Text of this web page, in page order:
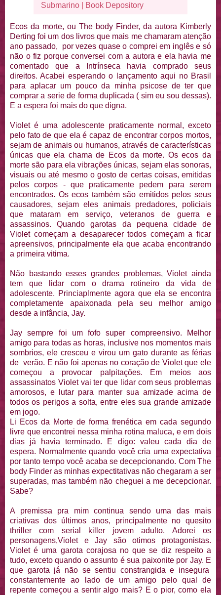
Submarino Book Depository
Ecos da morte, ou The body Finder, da autora Kimberly
Derting foi um dos livros que mais me chamaram atenção
ano passado, por vezes quase o comprei em inglês e só
não o fiz porque conversei com a autora e ela havia me
comentado que a Intrínseca havia comprado seus
direitos. Acabei esperando o lançamento aqui no Brasil
para aplacar um pouco da minha psicose de ter que
comprar a serie de forma duplicada ( sim eu sou dessas).
E a espera foi mais do que digna.
Violet é uma adolescente praticamente normal, exceto
pelo fato de que ela é capaz de encontrar corpos mortos,
sejam de animais ou humanos, através de características
únicas que ela chama de Ecos da morte. Os ecos da
morte são para ela vibrações únicas, sejam elas sonoras,
visuais ou até mesmo o gosto de certas coisas, emitidas
pelos corpos - que praticamente pedem para serem
encontrados. Os ecos também são emitidos pelos seus
causadores, sejam eles animais predadores, policiais
que mataram em serviço, veteranos de guerra e
assassinos. Quando garotas da pequena cidade de
Violet começam a desaparecer todos começam a ficar
apreensivos, principalmente ela que acaba encontrando
a primeira vitima.
Não bastando esses grandes problemas, Violet ainda
tem que lidar com o drama rotineiro da vida de
adolescente. Princiaplmente agora que ela se encontra
completamente apaixonada pela seu melhor amigo
desde a infância, Jay.
Jay sempre foi um fofo super compreensivo. Melhor
amigo para todas as horas, inclusive nos momentos mais
sombrios, ele cresceu e virou um gato durante as férias
de verão. E não foi apenas no coração de Violet que ele
começou a provocar palpitações. Em meios aos
assassinatos Violet vai ter que lidar com seus problemas
amorosos, e lutar para manter sua amizade acima de
todos os perigos a solta, entre eles sua grande amizade
em jogo.
Li Ecos da Morte de forma frenética em cada segundo
livre que encontrei nessa minha rotina maluca, e em dois
dias já havia terminado. E digo: valeu cada dia de
espera. Normalmente quando você cria uma expectativa
por tanto tempo você acaba se decepcionando. Com The
body Finder as minhas expectitativas não chegaram a ser
superadas, mas também não cheguei a me decepcionar.
Sabe?
A premissa pra mim continua sendo uma das mais
criativas dos últimos anos, principalmente no quesito
thriller com serial killer jovem adulto. Adorei os
personagens,Violet e Jay são otimos protagonistas.
Violet é uma garota corajosa no que se diz respeito a
tudo, exceto quando o assunto é sua paixonite por Jay. E
que garota já não se sentiu constrangida e insegura
constantemente ao lado de um amigo pelo qual de
repente começou a sentir algo mais? E o pior, como ela